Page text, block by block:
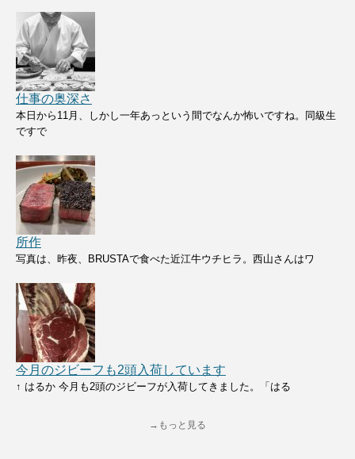
仕事の奥深さ
本日から11月、しかし一年あっという間でなんか怖いですね。同級生
ですで
所作
写真は、昨夜、BRUSTAで食べた近江牛ウチヒラ。西山さんはワ
今月のジビーフも2頭入荷しています
↑ はるか 今月も2頭のジビーフが入荷してきました。「はる
→もっと見る